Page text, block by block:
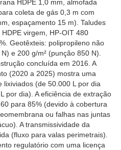
HDPE 1,0 mm, almofada
coleta de gás 0,3 m com
espaçamento 15 m). Taludes
virgem, HP-OIT 480
Geotêxteis: polipropileno não
e 200 g/m² (punção 850 N).
concluída em 2016. A
(2020 a 2025) mostra uma
lixiviados (de 50.000 L por dia
por dia). A eficiência de extração
para 85% (devido à cobertura
ou falhas nas juntas
A transmissividade da
(fluxo para valas perimetrais).
regulatório com uma licença